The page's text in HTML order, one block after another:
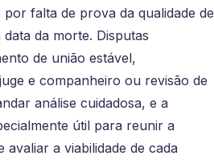
falta de prova da qualidade de
da morte. Disputas
de união estável,
e companheiro ou revisão de
análise cuidadosa, e a
útil para reunir a
a viabilidade de cada